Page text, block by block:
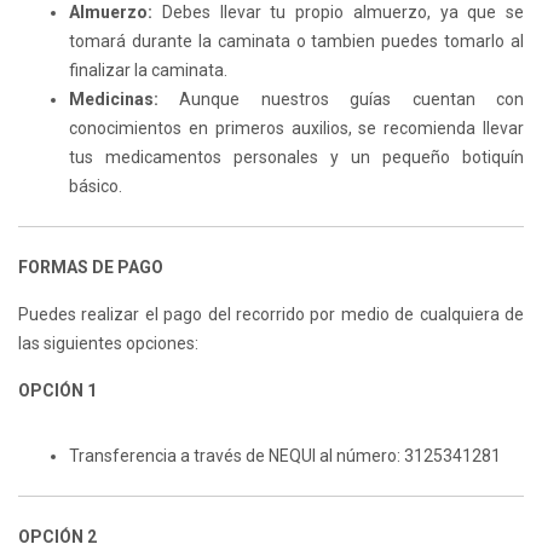
Almuerzo: Debes llevar tu propio almuerzo, ya que se
tomará durante la caminata o tambien puedes tomarlo al
finalizar la caminata.
Medicinas: Aunque nuestros guías cuentan con
conocimientos en primeros auxilios, se recomienda llevar
tus medicamentos personales y un pequeño botiquín
básico.
FORMAS DE PAGO
Puedes realizar el pago del recorrido por medio de cualquiera de
las siguientes opciones:
OPCIÓN 1
Transferencia a través de NEQUI al número: 3125341281
OPCIÓN 2